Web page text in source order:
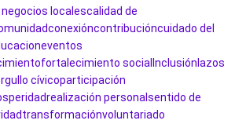
negocios localescalidad de
conexióncontribucióncuidado del
eventos
fortalecimiento social Inclusión lazos
cívicoparticipación
realización personalsentido de
transformaciónvoluntariado